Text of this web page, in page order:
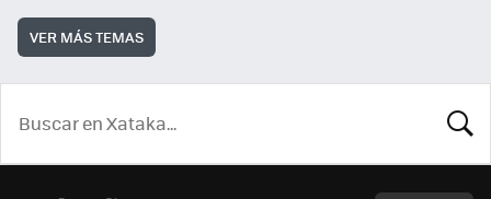
VER MÁS TEMAS